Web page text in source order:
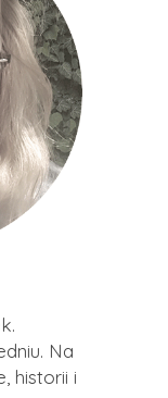
Na
historii i